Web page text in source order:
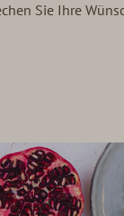
Sie Ihre